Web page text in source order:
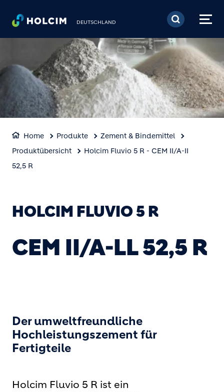
Direkt zum Inhalt
DEUTSCHLAND
Home Produkte
Zement & Bindemittel
Produktübersicht
Holcim Fluvio 5 R - CEM II/A-II
52,5 R
HOLCIM FLUVIO 5 R
CEM II/A-LL 52,5 R
Der umweltfreundliche
Hochleistungszement für
Fertigteile
Holcim Fluvio 5 R ist ein